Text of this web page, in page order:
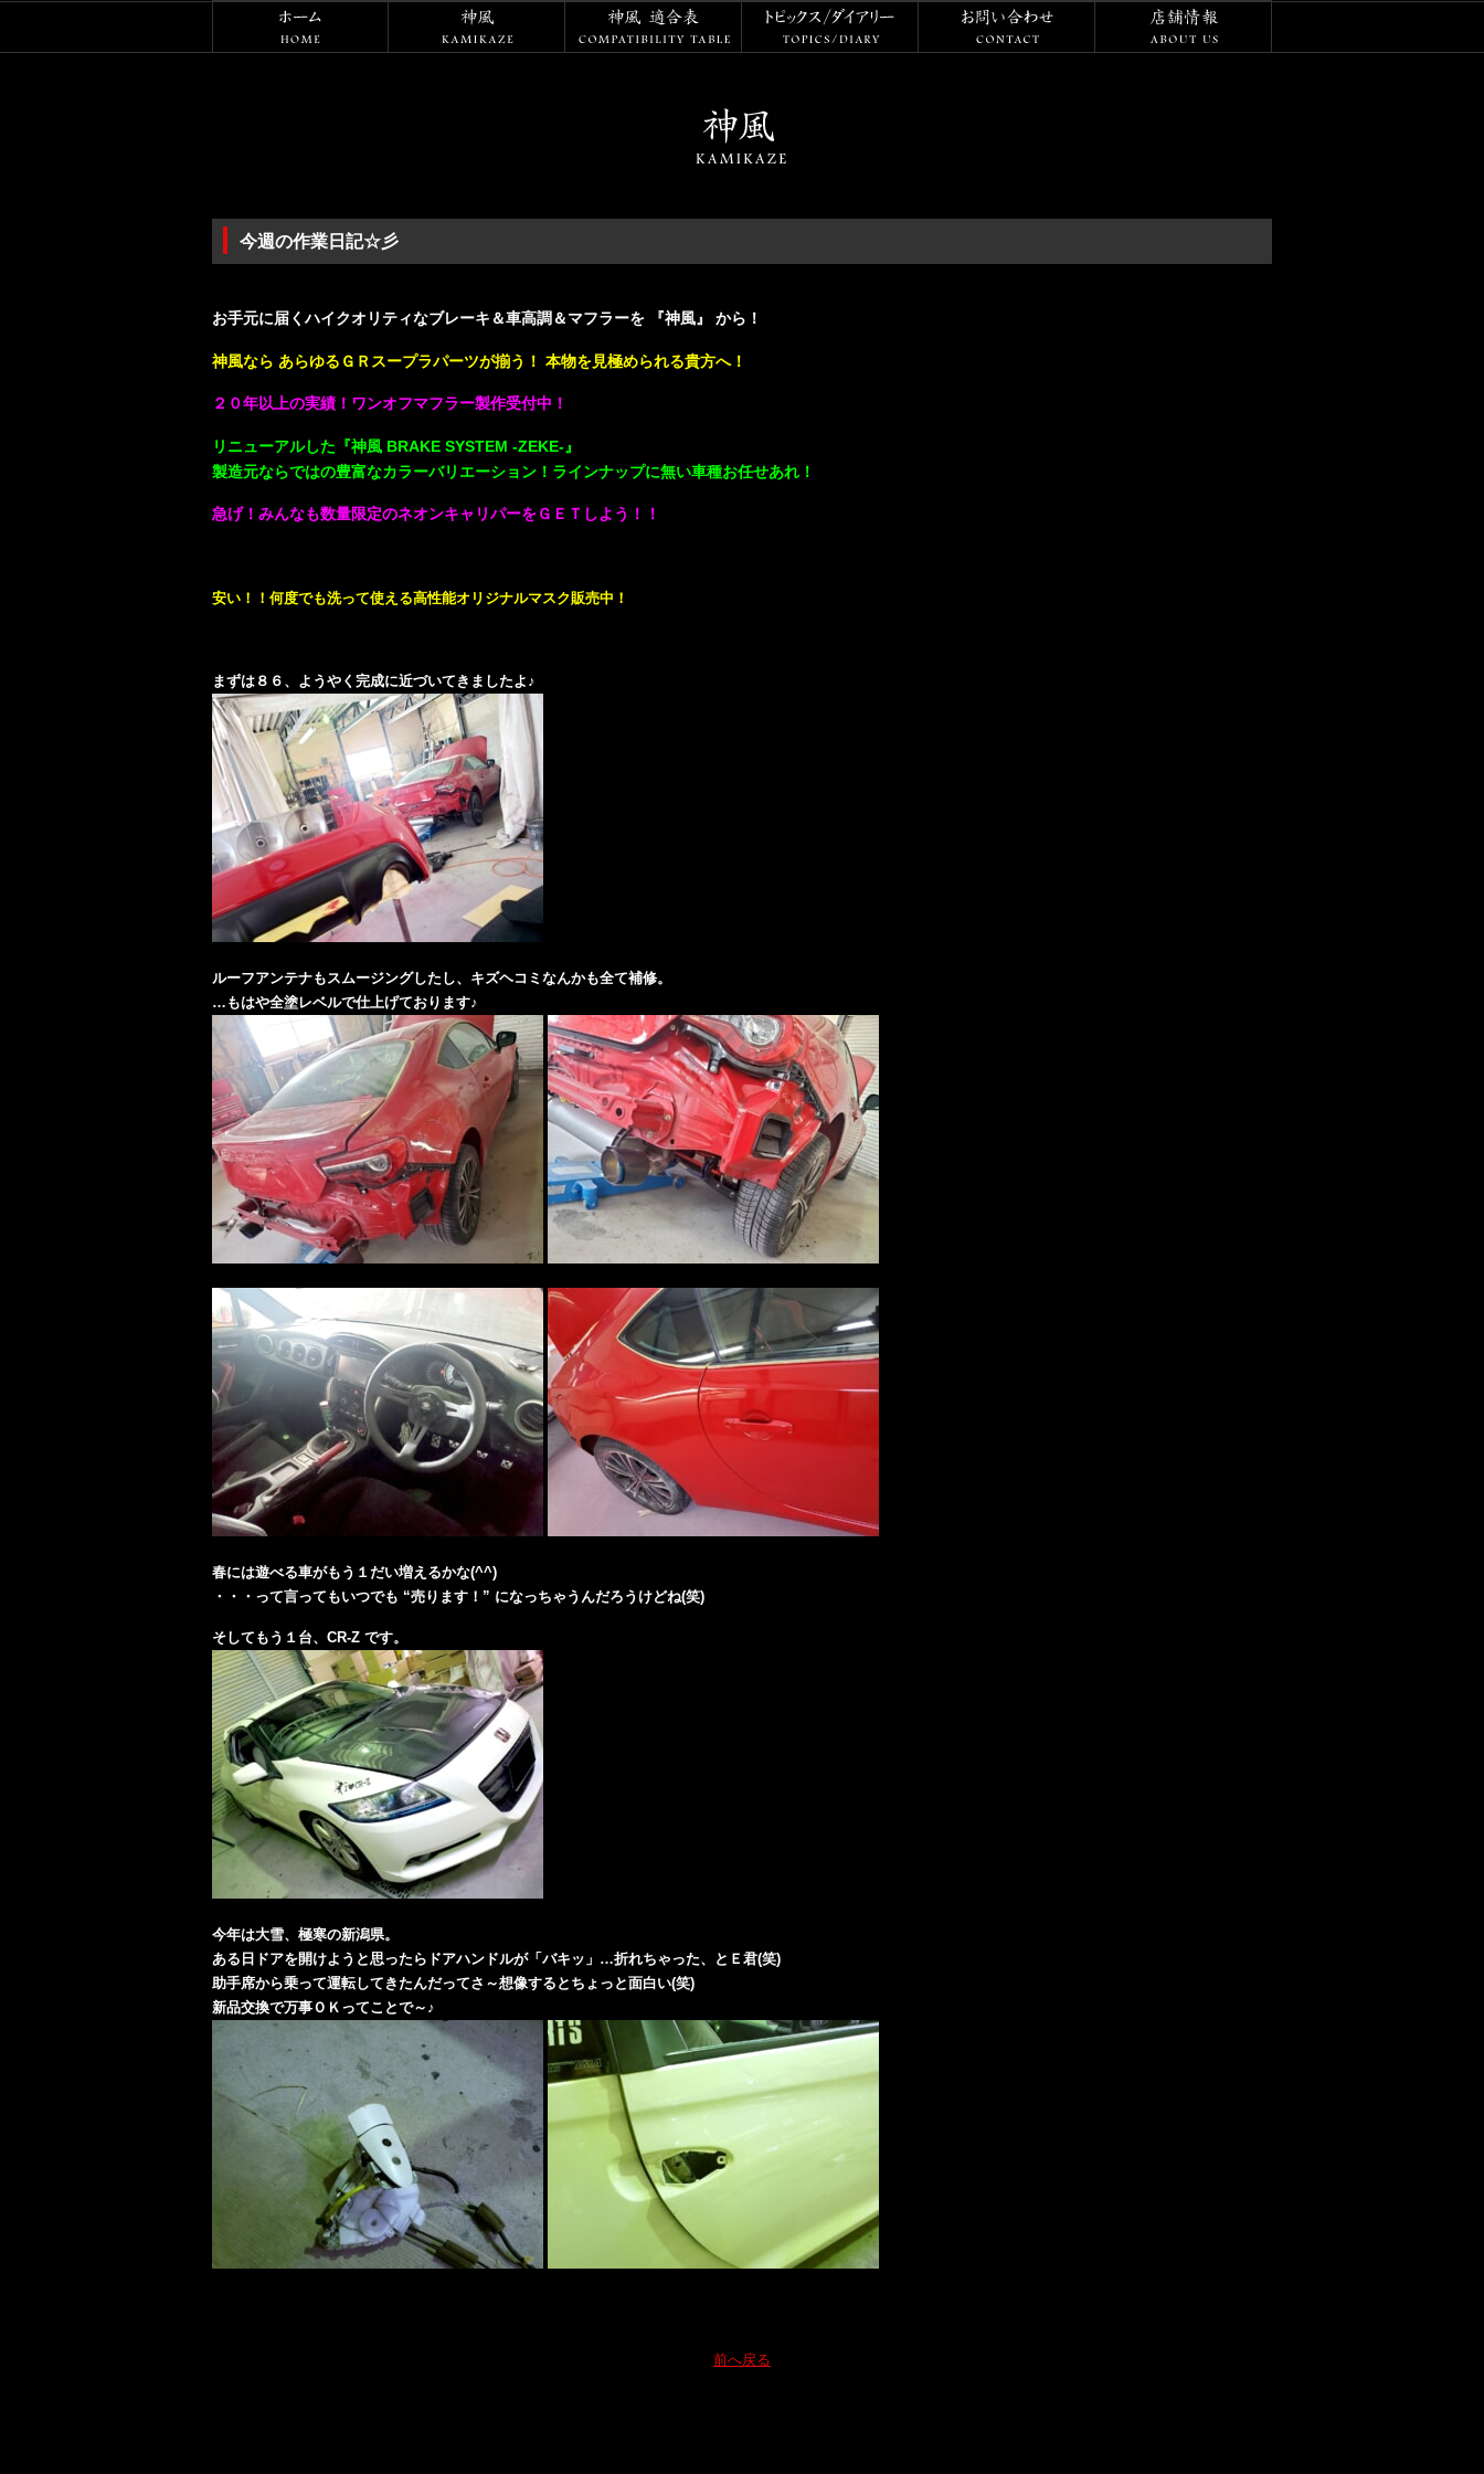
神風 適合表 トピックス/ダイアリー お問い合わせ
今週の作業日記☆彡
お手元に届くハイクオリティなブレーキ＆車高調＆マフラーを 『神風』 から！
神風なら あらゆるＧＲスープラパーツが揃う！ 本物を見極められる貴方へ！
２０年以上の実績！ワンオフマフラー製作受付中！
リニューアルした『神風 BRAKE SYSTEM -ZEKE-』
製造元ならではの豊富なカラーバリエーション！ラインナップに無い車種お任せあれ！
急げ！みんなも数量限定のネオンキャリパーをＧＥＴしよう！！
安い！！何度でも洗って使える高性能オリジナルマスク販売中！
まずは８６、ようやく完成に近づいてきましたよ♪
ルーフアンテナもスムージングしたし、キズヘコミなんかも全て補修。
…もはや全塗レベルで仕上げております♪
春には遊べる車がもう１だい増えるかな(^^)
・・・って言ってもいつでも “売ります！” になっちゃうんだろうけどね(笑)
そしてもう１台、CR-Z です。
今年は大雪、極寒の新潟県。
ある日ドアを開けようと思ったらドアハンドルが「バキッ」…折れちゃった、とＥ君(笑)
助手席から乗って運転してきたんだってさ～想像するとちょっと面白い(笑)
新品交換で万事ＯＫってことで～♪
前へ戻る